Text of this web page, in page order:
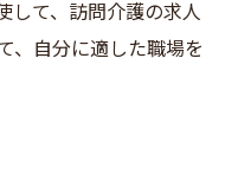
して、訪問介護の求人
、自分に適した職場を